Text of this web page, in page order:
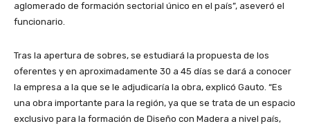
aglomerado de formación sectorial único en el país”, aseveró el
funcionario.
Tras la apertura de sobres, se estudiará la propuesta de los
oferentes y en aproximadamente 30 a 45 días se dará a conocer
la empresa a la que se le adjudicaría la obra, explicó Gauto. “Es
una obra importante para la región, ya que se trata de un espacio
exclusivo para la formación de Diseño con Madera a nivel país,